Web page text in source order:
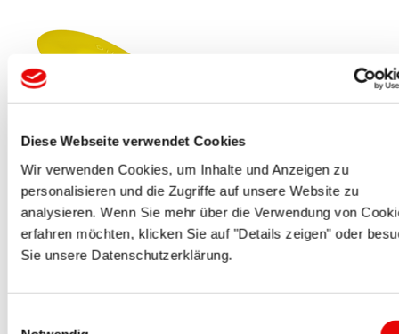
Diese Webseite verwendet Cookies
Wir verwenden Cookies, um Inhalte und Anzeigen zu
personalisieren und die Zugriffe auf unsere Website zu
analysieren. Wenn Sie mehr über die Verwendung von
erfahren möchten, klicken Sie auf "Details zeigen" oder
Sie unsere Datenschutzerklärung.
CAPTOP®EP 306
Protecteurs de brides pour montage rapide